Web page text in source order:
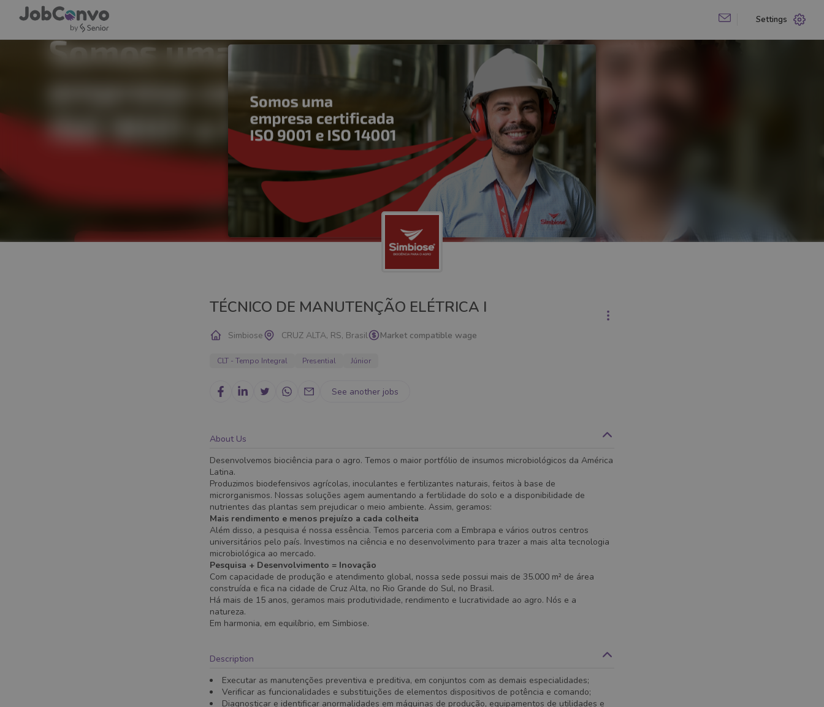
Settings
TÉCNICO DE MANUTENÇÃO ELÉTRICA I
Simbiose CRUZ ALTA, RS, Brasil Market compatible wage
CLT - Tempo Integral Presential Júnior
See another jobs
About Us
Desenvolvemos biociência para o agro. Temos o maior portfólio de insumos microbiológicos da América
Latina.
Produzimos biodefensivos agrícolas, inoculantes e fertilizantes naturais, feitos à base de
microrganismos. Nossas soluções agem aumentando a fertilidade do solo e a disponibilidade de
nutrientes das plantas sem prejudicar o meio ambiente. Assim, geramos:
Mais rendimento e menos prejuízo a cada colheita
Além disso, a pesquisa é nossa essência. Temos parceria com a Embrapa e vários outros centros
universitários pelo país. Investimos na ciência e no desenvolvimento para trazer a mais alta tecnologia
microbiológica ao mercado.
Pesquisa + Desenvolvimento = Inovação
Com capacidade de produção e atendimento global, nossa sede possui mais de 35.000 m² de área
construída e fica na cidade de Cruz Alta, no Rio Grande do Sul, no Brasil.
Há mais de 15 anos, geramos mais produtividade, rendimento e lucratividade ao agro. Nós e a
natureza.
Em harmonia, em equilíbrio, em Simbiose.
Description
Executar as manutenções preventiva e preditiva, em conjuntos com as demais especialidades;
Verificar as funcionalidades e substituições de elementos dispositivos de potência e comando;
Diagnosticar e identificar anormalidades em máquinas de produção, equipamentos de utilidades e